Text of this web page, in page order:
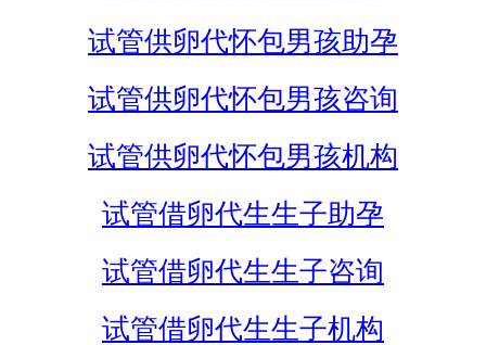
试管供卵代怀包男孩助孕
试管供卵代怀包男孩咨询
试管供卵代怀包男孩机构
试管借卵代生生子助孕
试管借卵代生生子咨询
试管借卵代生生子机构